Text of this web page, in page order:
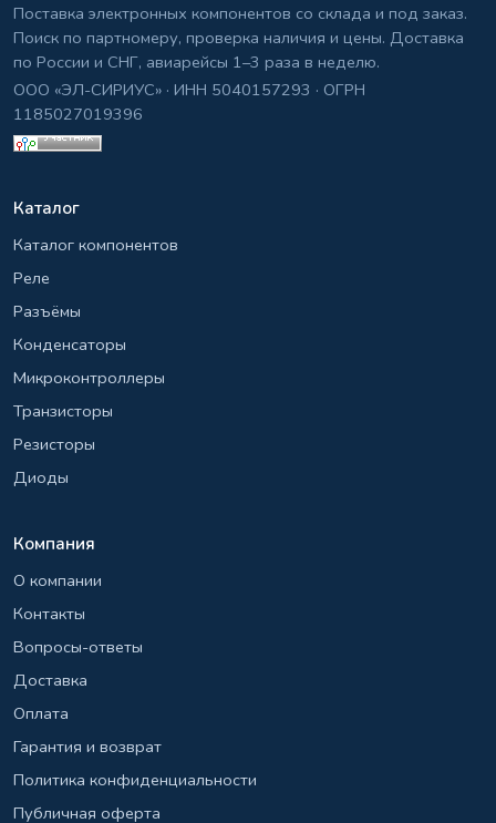
Поставка электронных компонентов со склада и под заказ.
Поиск по партномеру, проверка наличия и цены. Доставка
по России и СНГ, авиарейсы 1–3 раза в неделю.
ООО «ЭЛ-СИРИУС» · ИНН 5040157293 · ОГРН
1185027019396
Каталог
Каталог компонентов
Реле
Разъёмы
Конденсаторы
Микроконтроллеры
Транзисторы
Резисторы
Диоды
Компания
О компании
Контакты
Вопросы-ответы
Доставка
Оплата
Гарантия и возврат
Политика конфиденциальности
Публичная оферта